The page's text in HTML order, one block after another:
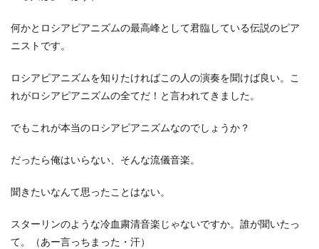
何かとロシアピアニズムの最高峰として君臨している伝説のピア
ニストです。
ロシアピアニズムを知りたければこの人の演奏を聞けば良い。こ
れがロシアピアニズムの全てだ！と言われてきました。
でもこれが本当のロシアピアニズムなのでしょうか？
だったら俺はいらない、そんな流儀音楽。
聞きたいなんて思ったことはない。
スターリンのような冷血粛清音楽じゃないですか。誰が聞いたっ
て。（あー言っちまった・汗）